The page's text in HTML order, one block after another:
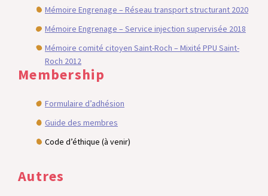
Mémoire Engrenage – Réseau transport structurant 2020
Mémoire Engrenage – Service injection supervisée 2018
Mémoire comité citoyen Saint-Roch – Mixité PPU Saint-
Roch 2012
Membership
Formulaire d’adhésion
Guide des membres
Code d’éthique (à venir)
Autres